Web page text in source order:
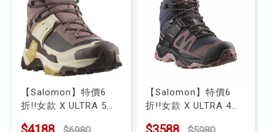
水上配件
其他
挖寶區
⭐長毛象-過季出清75折⭐
【Salomon】特價6
折!!女款 X ULTRA 5
【Salomon】特價6
折!!女款 X ULTRA 4